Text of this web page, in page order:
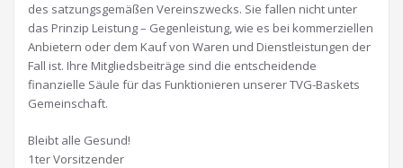
des satzungsgemäßen Vereinszwecks. Sie fallen nicht unter
das Prinzip Leistung – Gegenleistung, wie es bei kommerziellen
Anbietern oder dem Kauf von Waren und Dienstleistungen der
Fall ist. Ihre Mitgliedsbeiträge sind die entscheidende
finanzielle Säule für das Funktionieren unserer TVG-Baskets
Gemeinschaft.
Bleibt alle Gesund!
1ter Vorsitzender